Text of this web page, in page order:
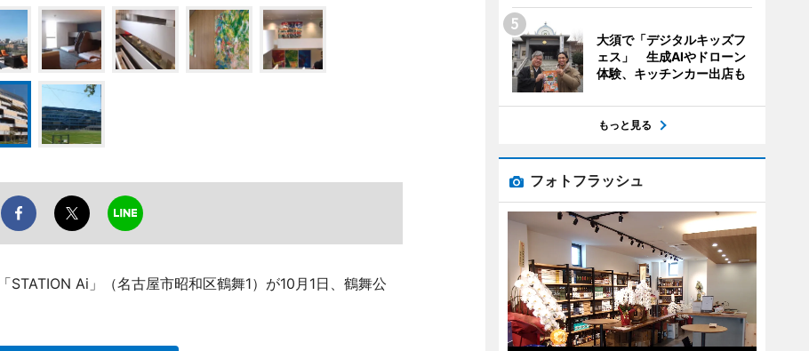
STATION Ai」（名古屋市昭和区鶴舞1）が10月1日、鶴舞公
大須で「デジタルキッズフ
ェス」 生成AIやドローン
体験、キッチンカー出店も
もっと見る
フォトフラッシュ